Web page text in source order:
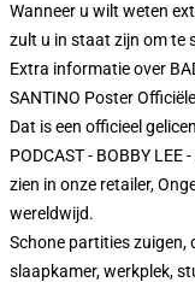
Wanneer u wilt weten
zult u in staat zijn om te
Extra informatie over
SANTINO Poster
Dat is een officieel
PODCAST - BOBBY LEE
zien in onze retailer,
wereldwijd.
Schone partities zuigen,
slaapkamer, werkplek,